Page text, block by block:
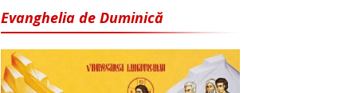
Evanghelia de Duminică